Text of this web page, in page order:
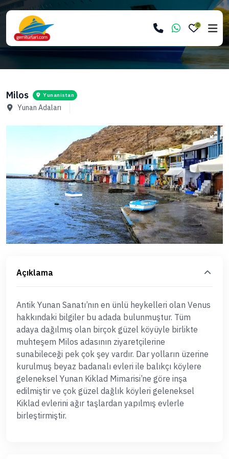
0
Milos Yunanistan
Yunan Adaları
Açıklama
Antik Yunan Sanatı’nın en ünlü heykelleri olan Venus
hakkındaki bilgiler bu adada bulunmuştur. Tüm
adaya dağılmış olan birçok güzel köyüyle birlikte
muhteşem Milos adasının ziyaretçilerine
sunabileceği pek çok şey vardır. Dar yolların üzerine
kurulmuş beyaz badanalı evleri ile balıkçı köylere
geleneksel Yunan Kiklad Mimarisi’ne göre inşa
edilmiştir ve çok güzel dağlık köyleri geleneksel
Kiklad evlerini ağır taşlardan yapılmış evlerle
birleştirmiştir.